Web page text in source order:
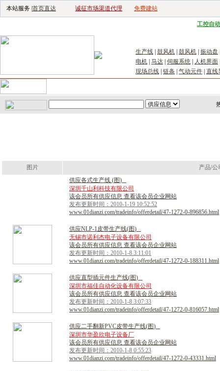
本站服务 | 首页直达 诚征市场渠道代理 免费建站
工控自
生产线 鼓风机 鼓风机 振动盘
电机 马达 伺服系统 人机界面
现场总线 链条 气动元件 直线
图片
产品/公
供应各式生产线 (图)
深圳千山利科技有限公司
该会员所有供应信息 查看该会员企业网站
发布更新时间：2010-1-19 10:52:52
www.01dianzi.com/tradeinfo/offerdetail/47-1272-0-896856.html
供应NLP-1皮带生产线(图)
无锡市诺利杰电子设备有限公司
该会员所有供应信息 查看该会员企业网站
发布更新时间：2010-1-8 3:11:01
www.01dianzi.com/tradeinfo/offerdetail/47-1272-0-188311.html
供应直型插元件生产线(图)
深圳市福佳自动化设备有限公司
该会员所有供应信息 查看该会员企业网站
发布更新时间：2010-1-8 3:07:33
www.01dianzi.com/tradeinfo/offerdetail/47-1272-0-816057.html
供应二手翻新PVC皮带生产线(图)
深圳市华盈欣电子设备厂
该会员所有供应信息 查看该会员企业网站
发布更新时间：2010-1-8 0:55:23
www.01dianzi.com/tradeinfo/offerdetail/47-1272-0-43331.html